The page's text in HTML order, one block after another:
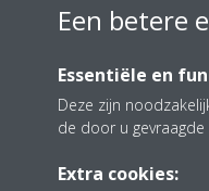
Een betere
Essentiële en
Deze zijn
de door u
Extra cookies: